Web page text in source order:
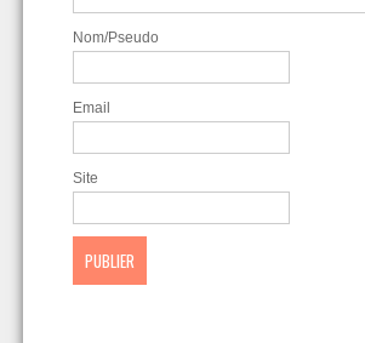
Nom/Pseudo
Email
Site